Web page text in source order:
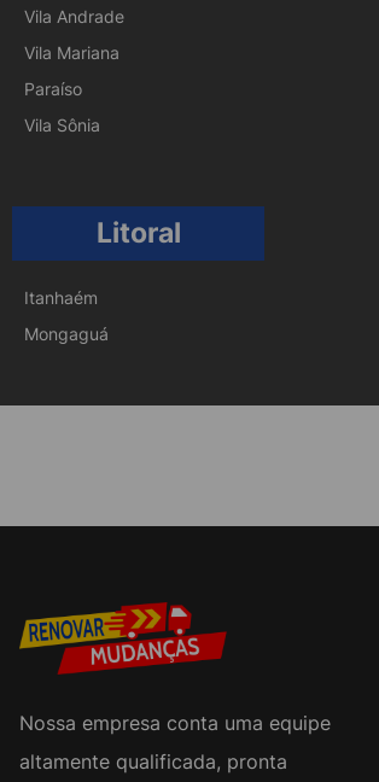
Vila Andrade
Vila Mariana
Paraíso
Vila Sônia
Litoral
Itanhaém
Mongaguá
Nossa empresa conta uma equipe
altamente qualificada, pronta